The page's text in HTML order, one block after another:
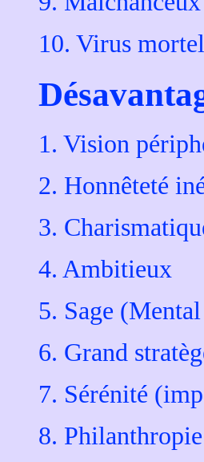
10. Virus
1. Vision
2. Honnêteté
3.
4. Ambitieux
5. Sage
6. Grand
7. Sérénité
8. Philanthropie